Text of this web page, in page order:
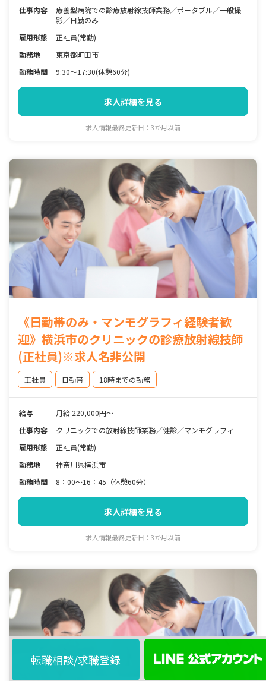
仕事内容
療養型病院での診療放射線技師業務／ポータブル／一般撮
影／日勤のみ
雇用形態
正社員(常勤)
勤務地
東京都町田市
勤務時間
9:30～17:30(休憩60分)
求人詳細を見る
求人情報最終更新日：3か月以前
《日勤帯のみ・マンモグラフィ経験者歓
迎》横浜市のクリニックの診療放射線技師
(正社員)※求人名非公開
正社員 日勤帯 18時までの勤務
給与
月給 220,000円～
仕事内容
クリニックでの放射線技師業務／健診／マンモグラフィ
雇用形態
正社員(常勤)
勤務地
神奈川県横浜市
勤務時間
8：00～16：45（休憩60分）
求人詳細を見る
求人情報最終更新日：3か月以前
転職相談/求職登録